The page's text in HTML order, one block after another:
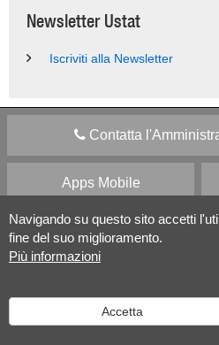
Navigando su questo sito accetti
fine del suo miglioramento.
Più informazioni
Accetta
Newsletter Ustat
Iscriviti alla Newsletter
Contatta
Apps Mobile